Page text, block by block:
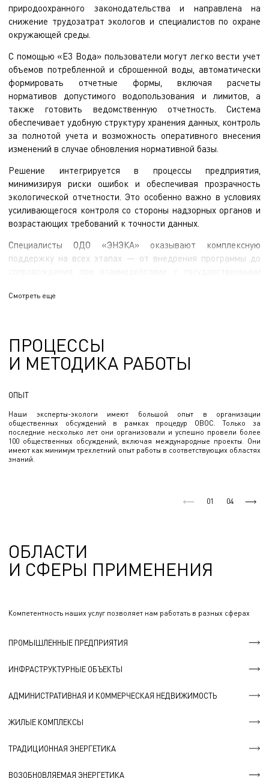
природоохранного законодательства и направлена на
снижение трудозатрат экологов и специалистов по охране
окружающей среды.
С помощью «Е3 Вода» пользователи могут легко вести учет
объемов потребленной и сброшенной воды, автоматически
формировать отчетные формы, включая расчеты
нормативов допустимого водопользования и лимитов, а
также готовить ведомственную отчетность. Система
обеспечивает удобную структуру хранения данных, контроль
за полнотой учета и возможность оперативного внесения
изменений в случае обновления нормативной базы.
Решение интегрируется в процессы предприятия,
минимизируя риски ошибок и обеспечивая прозрачность
экологической отчетности. Это особенно важно в условиях
усиливающегося контроля со стороны надзорных органов и
возрастающих требований к точности данных.
Специалисты ОДО «ЭНЭКА» оказывают комплексную
поддержку на всех этапах — от внедрения программы до
водопользования в полное соответствие с
Смотреть еще
ПРОЦЕССЫ
И МЕТОДИКА РАБОТЫ
ОПЫТ
Наши эксперты-экологи имеют большой опыт в организации
общественных обсуждений в рамках процедур ОВОС. Только за
последние несколько лет они организовали и успешно провели более
100 общественных обсуждений, включая международные проекты. Они
имеют как минимум трехлетний опыт работы в соответствующих областях
знаний.
01 04
ОБЛАСТИ
И СФЕРЫ ПРИМЕНЕНИЯ
Компетентность наших услуг позволяет нам работать в разных сферах
ПРОМЫШЛЕННЫЕ ПРЕДПРИЯТИЯ
ИНФРАСТРУКТУРНЫЕ ОБЪЕКТЫ
АДМИНИСТРАТИВНАЯ И КОММЕРЧЕСКАЯ НЕДВИЖИМОСТЬ
ЖИЛЫЕ КОМПЛЕКСЫ
ТРАДИЦИОННАЯ ЭНЕРГЕТИКА
ВОЗОБНОВЛЯЕМАЯ ЭНЕРГЕТИКА